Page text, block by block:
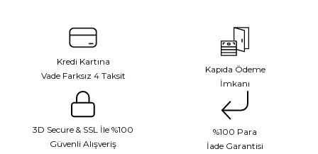
Kredi Kartına
Vade Farksız 4 Taksit
Kapıda Ödeme
İmkanı
3D Secure & SSL İle %100
Güvenli Alışveriş
%100 Para
İade Garantisi